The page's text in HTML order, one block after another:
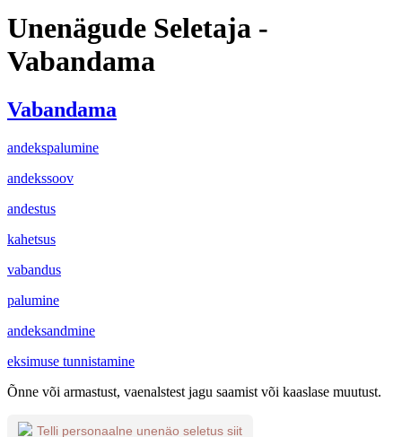
Unenägude Seletaja -
Vabandama
Vabandama
andekspalumine
andekssoov
andestus
kahetsus
vabandus
palumine
andeksandmine
eksimuse tunnistamine
Õnne või armastust, vaenalstest jagu saamist või kaaslase muutust.
Telli personaalne unenäo seletus siit